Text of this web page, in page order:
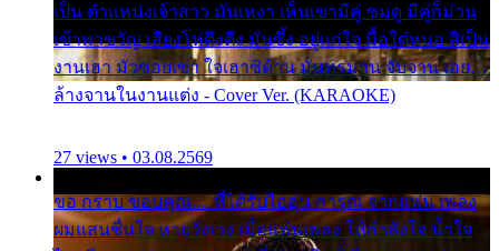
เป็น ตำแหน่งเจ้าสาว มันเหงา เห็นเขามีคู่ ซมดู มีคู่ก็ม่วน
เข้าพาขวัญ เสียงโห่ตึงตึง มันซึ้ง อยู่แก่ใจ มื้อใด๋หนอ สิเป็น
งานเฮา มัวซอยเขา ใจเฮาซิด้าน มันทรมาน จับจาน เอย…
ล้างจานในงานแต่ง - Cover Ver. (KARAOKE)
27 views • 03.08.2569
ขอ กราบ ขอบคุณ.... ที่ได้รับไออุ่น การุณ จากแฟน เพลง
ผมแสนชื่นใจ หายวังเวง เมื่อแฟนเพลง ให้กำลังใจ น้ำใจ